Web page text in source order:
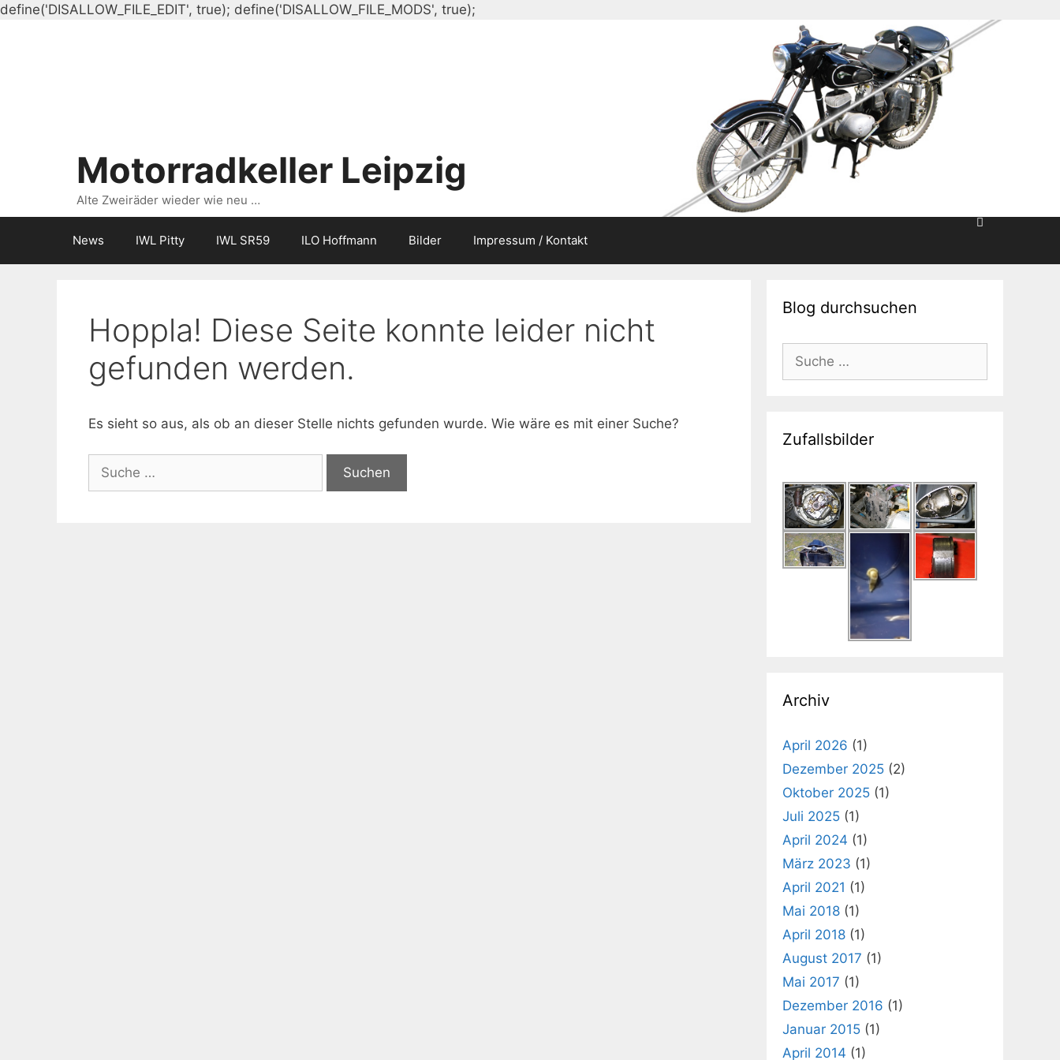
define('DISALLOW_FILE_EDIT', true); define('DISALLOW_FILE_MODS', true);
Motorradkeller Leipzig
Alte Zweiräder wieder wie neu …
News IWL Pitty IWL SR59 ILO Hoffmann Bilder Impressum / Kontakt
Hoppla! Diese Seite konnte leider nicht
gefunden werden.
Es sieht so aus, als ob an dieser Stelle nichts gefunden wurde. Wie wäre es mit einer Suche?
nach:
Blog durchsuchen
Suche
nach:
Zufallsbilder
Archiv
April 2026 (1)
Dezember 2025 (2)
Oktober 2025 (1)
Juli 2025 (1)
April 2024 (1)
März 2023 (1)
April 2021 (1)
Mai 2018 (1)
April 2018 (1)
August 2017 (1)
Mai 2017 (1)
Dezember 2016 (1)
Januar 2015 (1)
April 2014 (1)